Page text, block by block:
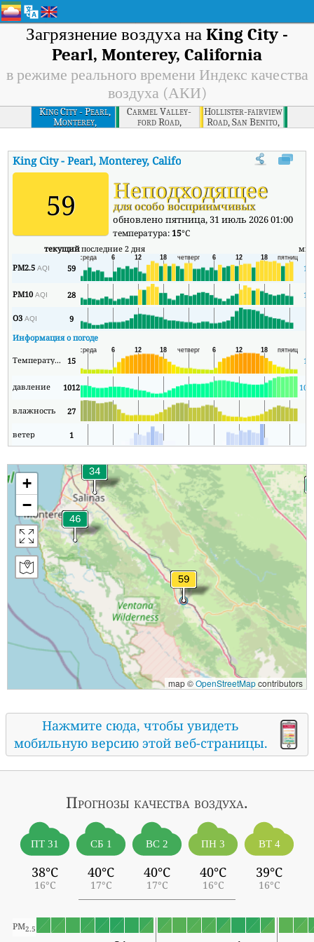
Загрязнение воздуха на King City -
Pearl, Monterey, California
в режиме реального времени Индекс качества
воздуха (АКИ)
King City - Pearl,
Monterey,
California
Carmel Valley-
ford Road,
Monterey,
Hollister-fairview
Road, San Benito,
California
King City - Pearl, Monterey, California В режиме
59 Неподходящее
для особо восприимчивых
обновлено пятница, 31 июль 2026 01:00
температура: 15°C
текущийпоследние 2 дня
PM2.5AQI 59 13
PM10AQI 28 12
O3AQI 9
Информация о погоде
Температура 15 14
давление 1012
влажность 27
ветер 1
+
−
map ©OpenStreetMapcontributors
Нажмите сюда, чтобы увидеть
мобильную версию этой веб-страницы.
Прогнозы качества воздуха.
ПТ 31
38°C
16°C
СБ 1
40°C
17°C
ВС 2
40°C
17°C
ПН 3
40°C
16°C
ВТ 4
39°C
16°C
PM2.5